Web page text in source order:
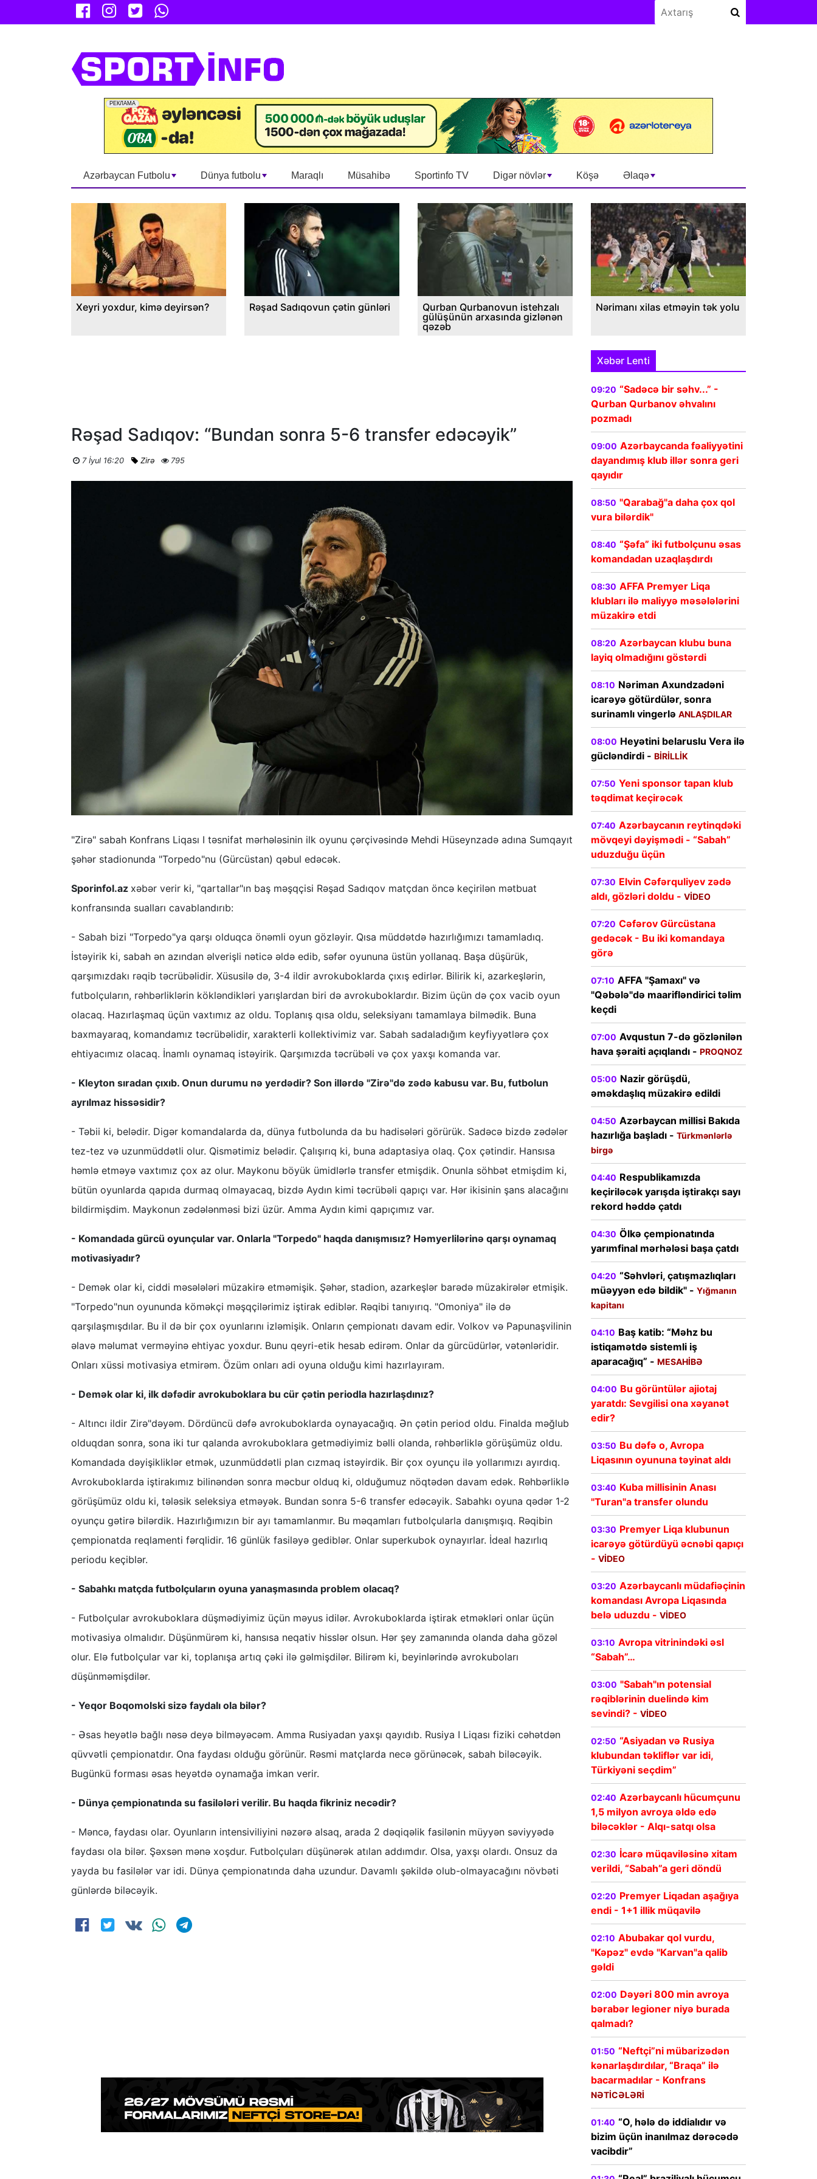
Azərbaycan Futbolu Dünya futbolu Maraqlı Müsahibə Sportinfo TV Digər növlər Köşə Əlaqə
Xeyri yoxdur, kimə deyirsən? Rəşad Sadıqovun çətin günləri
Qurban Qurbanovun istehzalı
gülüşünün arxasında gizlənən
qəzəb
Nərimanı xilas etməyin tək yolu
Rəşad Sadıqov: “Bundan sonra 5-6 transfer edəcəyik”
7 İyul 16:20 Zirə 795
"Zirə" sabah Konfrans Liqası I təsnifat mərhələsinin ilk oyunu çərçivəsində Mehdi Hüseynzadə adına Sumqayıt
şəhər stadionunda "Torpedo"nu (Gürcüstan) qəbul edəcək.
Sporinfol.az xəbər verir ki, "qartallar"ın baş məşqçisi Rəşad Sadıqov matçdan öncə keçirilən mətbuat
konfransında sualları cavablandırıb:
- Sabah bizi "Torpedo"ya qarşı olduqca önəmli oyun gözləyir. Qısa müddətdə hazırlığımızı tamamladıq.
İstəyirik ki, sabah ən azından əlverişli nəticə əldə edib, səfər oyununa üstün yollanaq. Başa düşürük,
qarşımızdakı rəqib təcrübəlidir. Xüsusilə də, 3-4 ildir avrokuboklarda çıxış edirlər. Bilirik ki, azarkeşlərin,
futbolçuların, rəhbərliklərin kökləndikləri yarışlardan biri də avrokuboklardır. Bizim üçün də çox vacib oyun
olacaq. Hazırlaşmaq üçün vaxtımız az oldu. Toplanış qısa oldu, seleksiyanı tamamlaya bilmədik. Buna
baxmayaraq, komandamız təcrübəlidir, xarakterli kollektivimiz var. Sabah sadaladığım keyfiyyətlərə çox
ehtiyacımız olacaq. İnamlı oynamaq istəyirik. Qarşımızda təcrübəli və çox yaxşı komanda var.
- Kleyton sıradan çıxıb. Onun durumu nə yerdədir? Son illərdə "Zirə"də zədə kabusu var. Bu, futbolun
ayrılmaz hissəsidir?
- Təbii ki, belədir. Digər komandalarda da, dünya futbolunda da bu hadisələri görürük. Sadəcə bizdə zədələr
tez-tez və uzunmüddətli olur. Qismətimiz belədir. Çalışırıq ki, buna adaptasiya olaq. Çox çətindir. Hansısa
həmlə etməyə vaxtımız çox az olur. Maykonu böyük ümidlərlə transfer etmişdik. Onunla söhbət etmişdim ki,
bütün oyunlarda qapıda durmaq olmayacaq, bizdə Aydın kimi təcrübəli qapıçı var. Hər ikisinin şans alacağını
bildirmişdim. Maykonun zədələnməsi bizi üzür. Amma Aydın kimi qapıçımız var.
- Komandada gürcü oyunçular var. Onlarla "Torpedo" haqda danışmısız? Həmyerlilərinə qarşı oynamaq
motivasiyadır?
- Demək olar ki, ciddi məsələləri müzakirə etməmişik. Şəhər, stadion, azarkeşlər barədə müzakirələr etmişik.
"Torpedo"nun oyununda köməkçi məşqçilərimiz iştirak ediblər. Rəqibi tanıyırıq. "Omoniya" ilə də
qarşılaşmışdılar. Bu il də bir çox oyunlarını izləmişik. Onların çempionatı davam edir. Volkov və Papunaşvilinin
əlavə məlumat verməyinə ehtiyac yoxdur. Bunu qeyri-etik hesab edirəm. Onlar da gürcüdürlər, vətənləridir.
Onları xüssi motivasiya etmirəm. Özüm onları adi oyuna olduğu kimi hazırlayıram.
- Demək olar ki, ilk dəfədir avrokuboklara bu cür çətin periodla hazırlaşdınız?
- Altıncı ildir Zirə"dəyəm. Dördüncü dəfə avrokuboklarda oynayacağıq. Ən çətin period oldu. Finalda məğlub
olduqdan sonra, sona iki tur qalanda avrokuboklara getmədiyimiz bəlli olanda, rəhbərliklə görüşümüz oldu.
Komandada dəyişikliklər etmək, uzunmüddətli plan cızmaq istəyirdik. Bir çox oyunçu ilə yollarımızı ayırdıq.
Avrokuboklarda iştirakımız bilinəndən sonra məcbur olduq ki, olduğumuz nöqtədən davam edək. Rəhbərliklə
görüşümüz oldu ki, tələsik seleksiya etməyək. Bundan sonra 5-6 transfer edəcəyik. Sabahkı oyuna qədər 1-2
oyunçu gətirə bilərdik. Hazırlığımızın bir ayı tamamlanmır. Bu məqamları futbolçularla danışmışıq. Rəqibin
çempionatda reqlamenti fərqlidir. 16 günlük fasiləyə gediblər. Onlar superkubok oynayırlar. İdeal hazırlıq
periodu keçiblər.
- Sabahkı matçda futbolçuların oyuna yanaşmasında problem olacaq?
- Futbolçular avrokuboklara düşmədiyimiz üçün məyus idilər. Avrokuboklarda iştirak etməkləri onlar üçün
motivasiya olmalıdır. Düşünmürəm ki, hansısa neqativ hisslər olsun. Hər şey zamanında olanda daha gözəl
olur. Elə futbolçular var ki, toplanışa artıq çəki ilə gəlmişdilər. Bilirəm ki, beyinlərində avrokuboları
düşünməmişdilər.
- Yeqor Boqomolski sizə faydalı ola bilər?
- Əsas heyətlə bağlı nəsə deyə bilməyəcəm. Amma Rusiyadan yaxşı qayıdıb. Rusiya I Liqası fiziki cəhətdən
qüvvətli çempionatdır. Ona faydası olduğu görünür. Rəsmi matçlarda necə görünəcək, sabah biləcəyik.
Bugünkü forması əsas heyətdə oynamağa imkan verir.
- Dünya çempionatında su fasilələri verilir. Bu haqda fikriniz necədir?
- Məncə, faydası olar. Oyunların intensiviliyini nəzərə alsaq, arada 2 dəqiqəlik fasilənin müyyən səviyyədə
faydası ola bilər. Şəxsən mənə xoşdur. Futbolçuları düşünərək atılan addımdır. Olsa, yaxşı olardı. Onsuz da
yayda bu fasilələr var idi. Dünya çempionatında daha uzundur. Davamlı şəkildə olub-olmayacağını növbəti
günlərdə biləcəyik.
Xəbər Lenti
09:20 “Sadəcə bir səhv...” -
Qurban Qurbanov əhvalını
pozmadı
09:00 Azərbaycanda fəaliyyətini
dayandımış klub illər sonra geri
qayıdır
08:50 "Qarabağ"a daha çox qol
vura bilərdik"
08:40 “Şəfa” iki futbolçunu əsas
komandadan uzaqlaşdırdı
08:30 AFFA Premyer Liqa
klubları ilə maliyyə məsələlərini
müzakirə etdi
08:20 Azərbaycan klubu buna
layiq olmadığını göstərdi
08:10 Nəriman Axundzadəni
icarəyə götürdülər, sonra
surinamlı vingerlə ANLAŞDILAR
08:00 Heyətini belaruslu Vera ilə
gücləndirdi - BİRİLLİK
07:50 Yeni sponsor tapan klub
təqdimat keçirəcək
07:40 Azərbaycanın reytinqdəki
mövqeyi dəyişmədi - “Sabah”
uduzduğu üçün
07:30 Elvin Cəfərquliyev zədə
aldı, gözləri doldu - VİDEO
07:20 Cəfərov Gürcüstana
gedəcək - Bu iki komandaya
görə
07:10 AFFA "Şamaxı" və
"Qəbələ"də maarifləndirici təlim
keçdi
07:00 Avqustun 7-də gözlənilən
hava şəraiti açıqlandı - PROQNOZ
05:00 Nazir görüşdü,
əməkdaşlıq müzakirə edildi
04:50 Azərbaycan millisi Bakıda
hazırlığa başladı - Türkmənlərlə
birgə
04:40 Respublikamızda
keçiriləcək yarışda iştirakçı sayı
rekord həddə çatdı
04:30 Ölkə çempionatında
yarımfinal mərhələsi başa çatdı
04:20 “Səhvləri, çatışmazlıqları
müəyyən edə bildik" - Yığmanın
kapitanı
04:10 Baş katib: “Məhz bu
istiqamətdə sistemli iş
aparacağıq” - MESAHİBƏ
04:00 Bu görüntülər ajiotaj
yaratdı: Sevgilisi ona xəyanət
edir?
03:50 Bu dəfə o, Avropa
Liqasının oyununa təyinat aldı
03:40 Kuba millisinin Anası
"Turan"a transfer olundu
03:30 Premyer Liqa klubunun
icarəyə götürdüyü əcnəbi qapıçı
- VİDEO
03:20 Azərbaycanlı müdafiəçinin
komandası Avropa Liqasında
belə uduzdu - VİDEO
03:10 Avropa vitrinindəki əsl
“Sabah”…
03:00 "Sabah"ın potensial
rəqiblərinin duelində kim
sevindi? - VİDEO
02:50 “Asiyadan və Rusiya
klubundan təkliflər var idi,
Türkiyəni seçdim”
02:40 Azərbaycanlı hücumçunu
1,5 milyon avroya əldə edə
biləcəklər - Alqı-satqı olsa
02:30 İcarə müqaviləsinə xitam
verildi, “Sabah”a geri döndü
02:20 Premyer Liqadan aşağıya
endi - 1+1 illik müqavilə
02:10 Abubakar qol vurdu,
"Kəpəz" evdə "Karvan"a qalib
gəldi
02:00 Dəyəri 800 min avroya
bərabər legioner niyə burada
qalmadı?
01:50 “Neftçi”ni mübarizədən
kənarlaşdırdılar, “Braqa” ilə
bacarmadılar - Konfrans
NƏTİCƏLƏRİ
01:40 “O, hələ də iddialıdır və
bizim üçün inanılmaz dərəcədə
vacibdir”